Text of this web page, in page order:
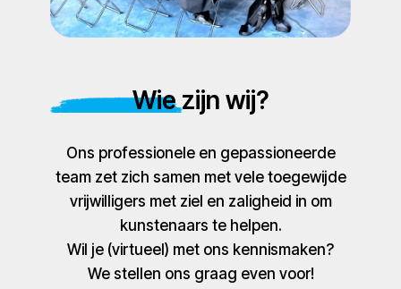
Wie zijn wij?
Ons professionele en gepassioneerde
team zet zich samen met vele toegewijde
vrijwilligers met ziel en zaligheid in om
kunstenaars te helpen.
Wil je (virtueel) met ons kennismaken?
We stellen ons graag even voor!